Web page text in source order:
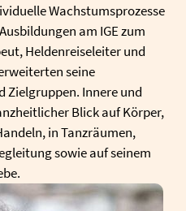
Wachstumsprozesse
am IGE zum
Heldenreiseleiter und
seine
Zielgruppen. Innere und
Blick auf Körper,
in Tanzräumen,
sowie auf seinem